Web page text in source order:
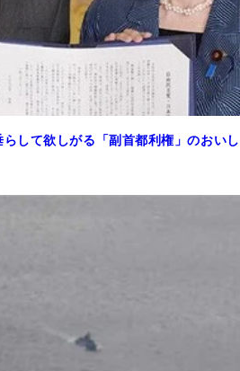
して欲しがる「副首都利権」のおいし